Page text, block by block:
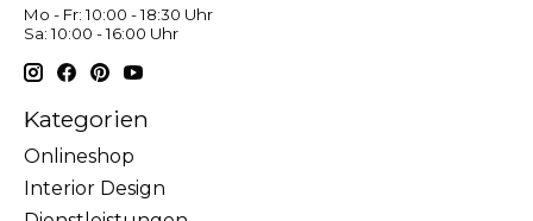
Mo - Fr: 10:00 - 18:30 Uhr
Sa: 10:00 - 16:00 Uhr
Kategorien
Onlineshop
Interior Design